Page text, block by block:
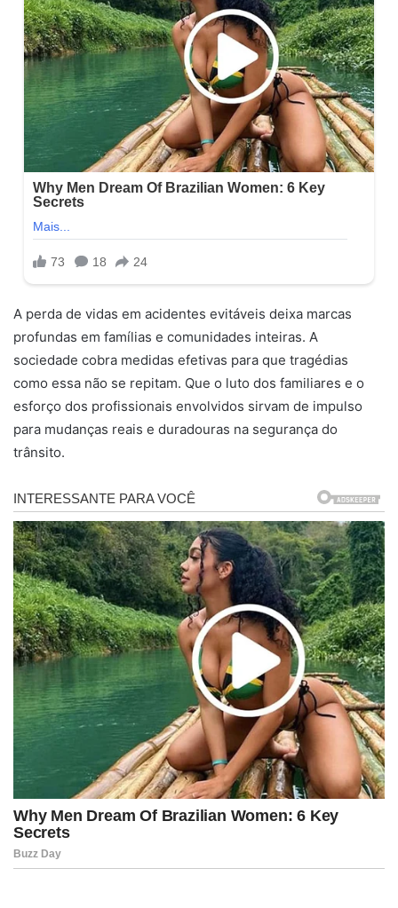
A perda de vidas em acidentes evitáveis deixa marcas
profundas em famílias e comunidades inteiras. A
sociedade cobra medidas efetivas para que tragédias
como essa não se repitam. Que o luto dos familiares e o
esforço dos profissionais envolvidos sirvam de impulso
para mudanças reais e duradouras na segurança do
trânsito.